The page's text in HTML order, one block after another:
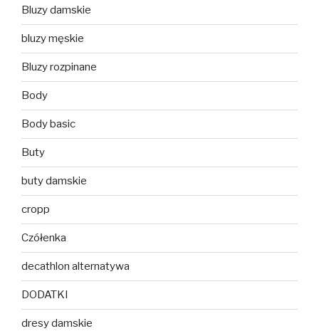
Bluzy damskie
bluzy męskie
Bluzy rozpinane
Body
Body basic
Buty
buty damskie
cropp
Czółenka
decathlon alternatywa
DODATKI
dresy damskie